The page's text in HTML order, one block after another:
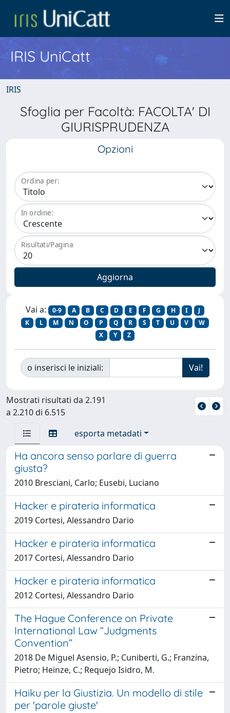
IRIS UniCatt
IRIS
Sfoglia per Facoltà: FACOLTA' DI
GIURISPRUDENZA
Opzioni
Ordina per:
In ordine:
Risultati/Pagina
Vai a: 0-9 A B C D E F G H I
J
K
L M N O P Q R S T U V
W
X
Y Z
o inserisci le iniziali:
Mostrati risultati da 2.191
a 2.210 di 6.515
esporta metadati
Ha ancora senso parlare di guerra
giusta?
2010 Bresciani, Carlo; Eusebi, Luciano
Hacker e pirateria informatica
2019 Cortesi, Alessandro Dario
Hacker e pirateria informatica
2017 Cortesi, Alessandro Dario
Hacker e pirateria informatica
2012 Cortesi, Alessandro Dario
The Hague Conference on Private
International Law “Judgments
Convention”
2018 De Miguel Asensio, P.; Cuniberti, G.; Franzina,
Pietro; Heinze, C.; Requejo Isidro, M.
Haiku per la Giustizia. Un modello di stile
per 'parole giuste'